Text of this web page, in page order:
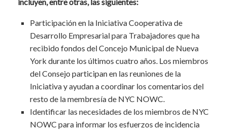
Participación en la Iniciativa Cooperativa de
Desarrollo Empresarial para Trabajadores que ha
recibido fondos del Concejo Municipal de Nueva
York durante los últimos cuatro años. Los miembros
del Consejo participan en las reuniones de la
Iniciativa y ayudan a coordinar los comentarios del
resto de la membresía de NYC NOWC.
Identificar las necesidades de los miembros de NYC
NOWC para informar los esfuerzos de incidencia